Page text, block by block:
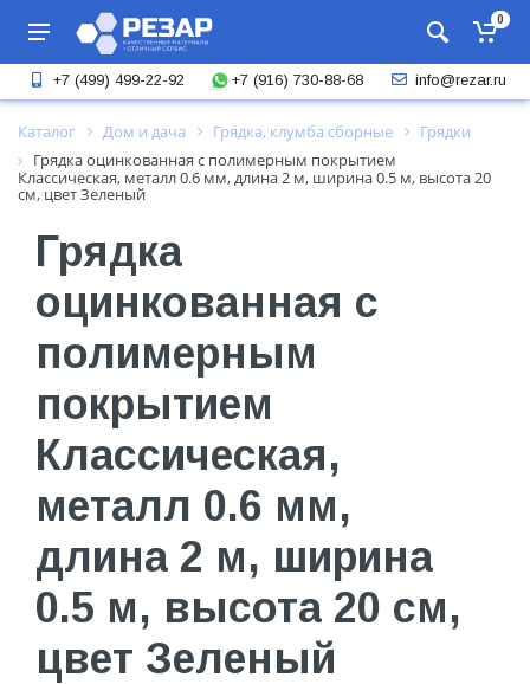
0
+7 (499) 499-22-92 +7 (916) 730-88-68 info@rezar.ru
Каталог Дом и дача Грядка, клумба сборные
Грядки
Грядка оцинкованная с полимерным покрытием
Классическая, металл 0.6 мм, длина 2 м, ширина 0.5 м, высота 20
см, цвет Зеленый
Грядка
оцинкованная с
полимерным
покрытием
Классическая,
металл 0.6 мм,
длина 2 м, ширина
0.5 м, высота 20 см,
цвет Зеленый